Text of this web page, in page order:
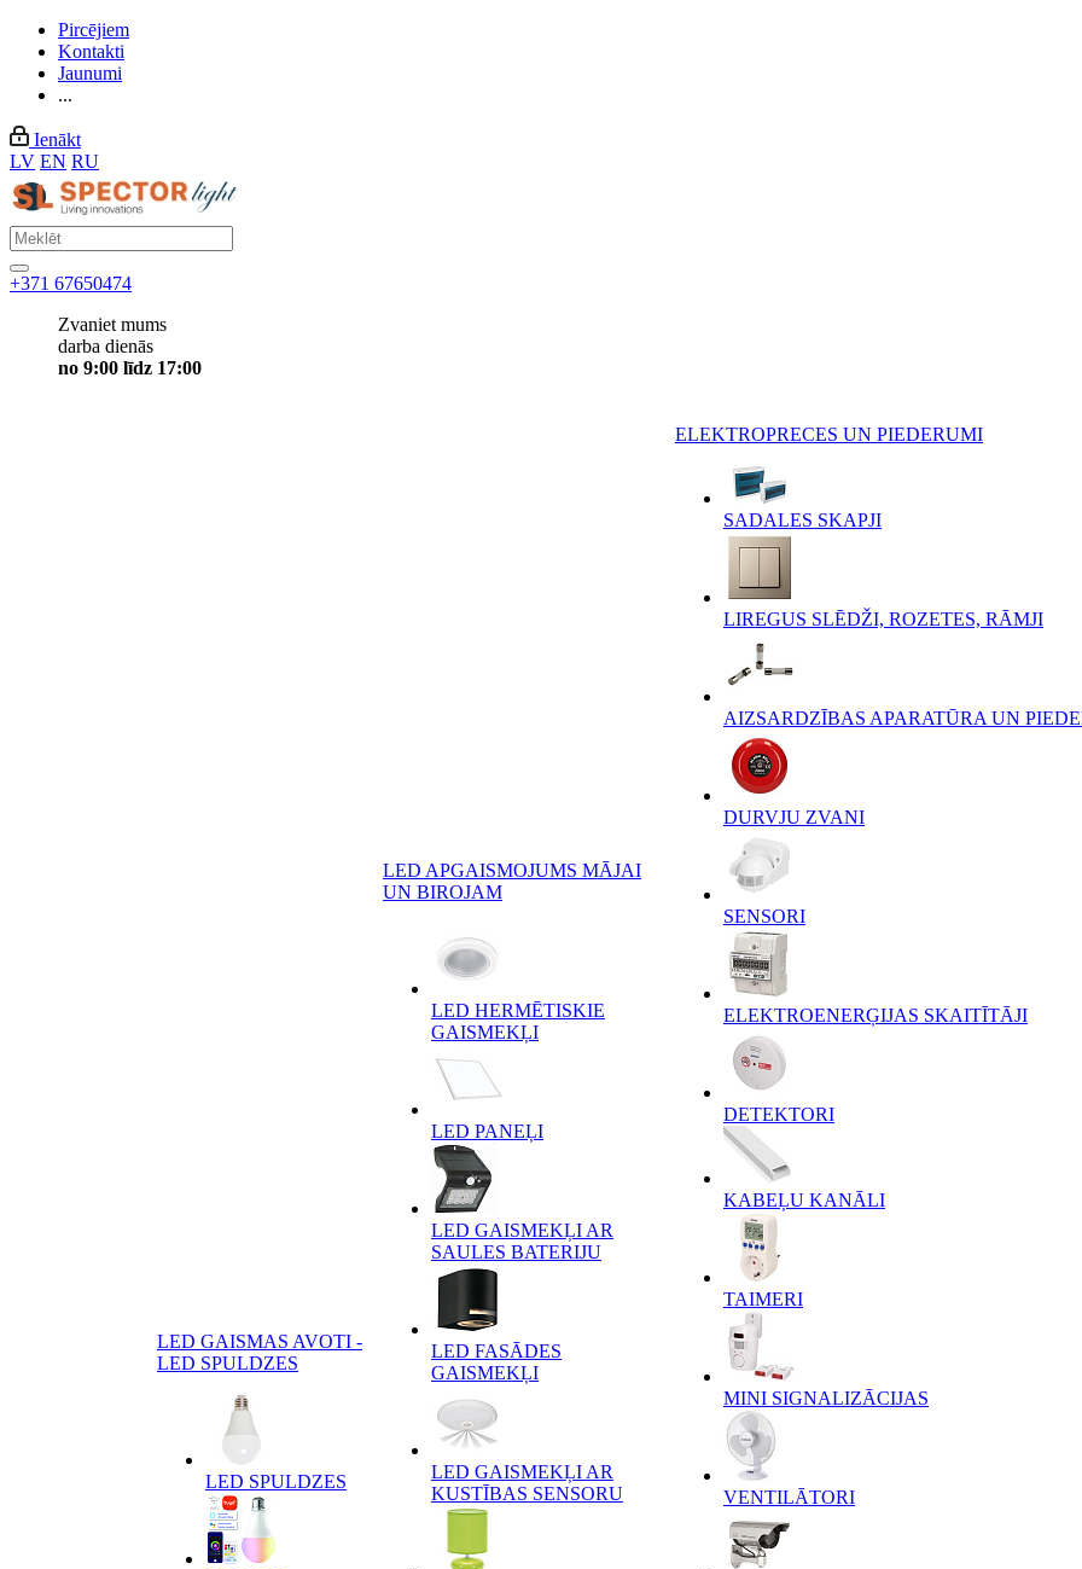
Pircējiem
Kontakti
Jaunumi
...
Ienākt
LV EN RU
+371 67650474
Zvaniet mums
darba dienās
no 9:00 līdz 17:00
LED GAISMAS AVOTI -
LED SPULDZES
LED SPULDZES
LED APGAISMOJUMS MĀJAI
UN BIROJAM
LED HERMĒTISKIE
GAISMEKĻI
LED PANEĻI
LED GAISMEKĻI AR
SAULES BATERIJU
LED FASĀDES
GAISMEKĻI
LED GAISMEKĻI AR
KUSTĪBAS SENSORU
ELEKTROPRECES UN PIEDERUMI
SADALES SKAPJI
LIREGUS SLĒDŽI, ROZETES, RĀMJI
AIZSARDZĪBAS APARATŪRA UN
DURVJU ZVANI
SENSORI
ELEKTROENERĢIJAS SKAITĪTĀJI
DETEKTORI
KABEĻU KANĀLI
TAIMERI
MINI SIGNALIZĀCIJAS
VENTILĀTORI